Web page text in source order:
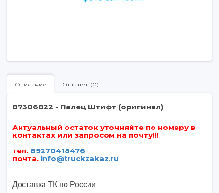
Описание Отзывов (0)
87306822 - Палец Штифт (оригинал)
Актуальный остаток уточняйте по номеру в
контактах или запросом на почту!!!
тел. 89270418476
почта. info@truckzakaz.ru
Доставка ТК по России